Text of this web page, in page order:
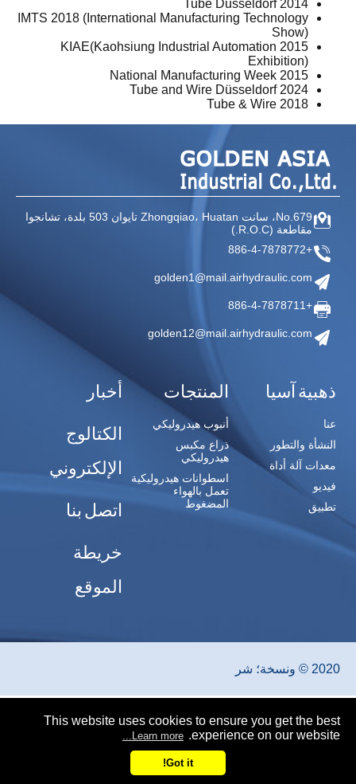
Tube Dusseldorf 2014
IMTS 2018 (International Manufacturing Technology
Show)
2015 KIAE(Kaohsiung Industrial Automation
Exhibition)
National Manufacturing Week 2015
Tube and Wire Düsseldorf 2024
2018 Tube & Wire
No.679، سانت Zhongqiao، Huatan تايوان
503 بلدة، تشانجوا
مقاطعة (R.O.C.)
+886-4-7878772
golden1@mail.airhydraulic.com
+886-4-7878711
golden12@mail.airhydraulic.com
ذهبية آسيا
عنا
النشأة والتطور
معدات آلة أداة
فيديو
تطبيق
المنتجات
أنبوب هيدروليكي
ذراع مكبس
هيدروليكي
اسطوانات هيدروليكية
تعمل بالهواء
المضغوط
أخبار
الكتالوج
الإلكتروني
اتصل بنا
خريطة
الموقع
2020 © ونسخة؛ شر
This website uses cookies to ensure you get the best
experience on our website.
Learn more...
Got it!